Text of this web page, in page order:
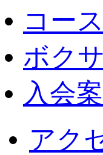
コー
ボク
入会
アク